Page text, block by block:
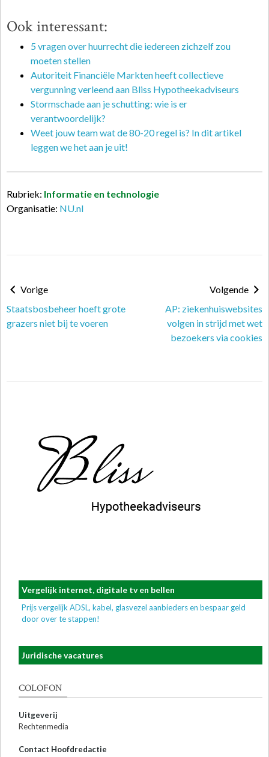
Ook interessant:
5 vragen over huurrecht die iedereen zichzelf zou
moeten stellen
Autoriteit Financiële Markten heeft collectieve
vergunning verleend aan Bliss Hypotheekadviseurs
Stormschade aan je schutting: wie is er
verantwoordelijk?
Weet jouw team wat de 80-20 regel is? In dit artikel
leggen we het aan je uit!
Rubriek: Informatie en technologie
Organisatie: NU.nl
Vorige
Staatsbosbeheer hoeft grote
grazers niet bij te voeren
Volgende
AP: ziekenhuiswebsites
volgen in strijd met wet
bezoekers via cookies
Vergelijk internet, digitale tv en bellen
Prijs vergelijk ADSL, kabel, glasvezel aanbieders en bespaar geld
door over te stappen!
Juridische vacatures
COLOFON
Uitgeverij
Rechtenmedia
Contact Hoofdredactie